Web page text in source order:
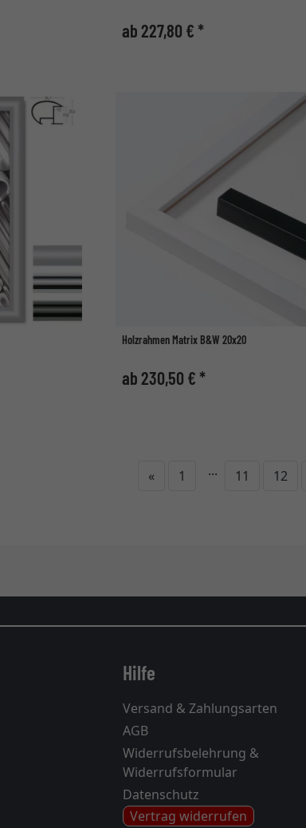
ab 227,80 € *
Holzrahmen Matrix B&W 20x20
ab 230,50 € *
«Zurück
1 ... 11 12
Hilfe
Versand & Zahlungsarten
AGB
Widerrufsbelehrung &
Widerrufsformular
Datenschutz
Vertrag widerrufen